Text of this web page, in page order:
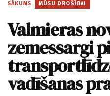
SĀKUMS / MŪSU DROŠĪBAI
Valmieras
zemessargi
vadīšanas